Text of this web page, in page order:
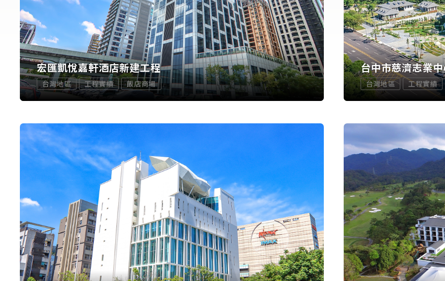
宏匯凱悅嘉軒酒店新建工程
台灣地區 工程實績 飯店商場
台中市慈濟志業
台灣地區 工程實績